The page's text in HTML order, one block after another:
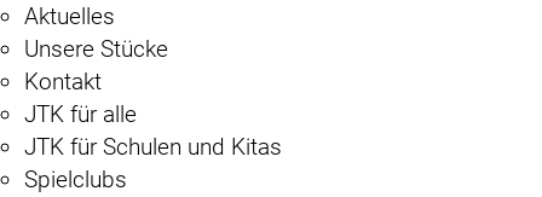
Aktuelles
Unsere Stücke
Kontakt
JTK für alle
JTK für Schulen und Kitas
Spielclubs